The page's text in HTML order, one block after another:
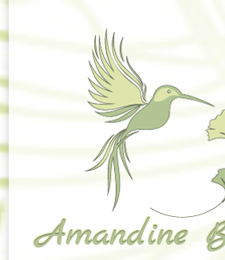
Amandine